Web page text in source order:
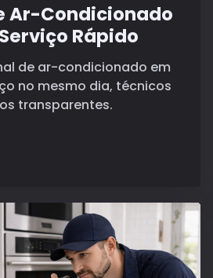
Ar-Condicionado
Rápido
de ar-condicionado em
no mesmo dia, técnicos
transparentes.